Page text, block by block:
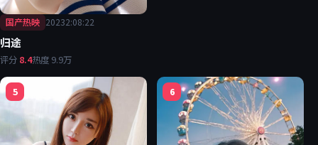
国产热映 20232:08:22
归途
评分 8.4热度 9.9万
5 6